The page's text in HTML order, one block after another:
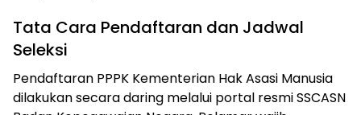
Tata Cara Pendaftaran dan Jadwal
Seleksi
Pendaftaran PPPK Kementerian Hak Asasi Manusia
dilakukan secara daring melalui portal resmi SSCASN